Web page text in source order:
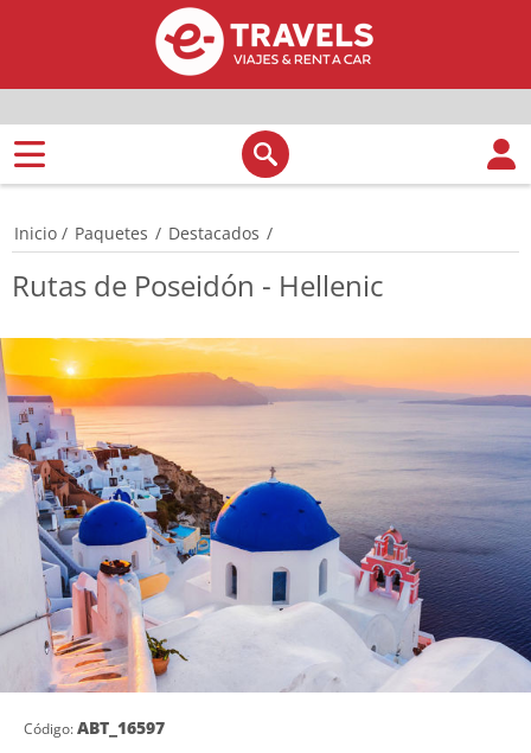
Inicio / Paquetes / Destacados /
Rutas de Poseidón - Hellenic
Código:ABT_16597